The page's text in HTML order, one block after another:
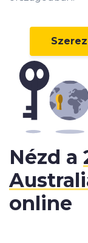
Nézd a
online